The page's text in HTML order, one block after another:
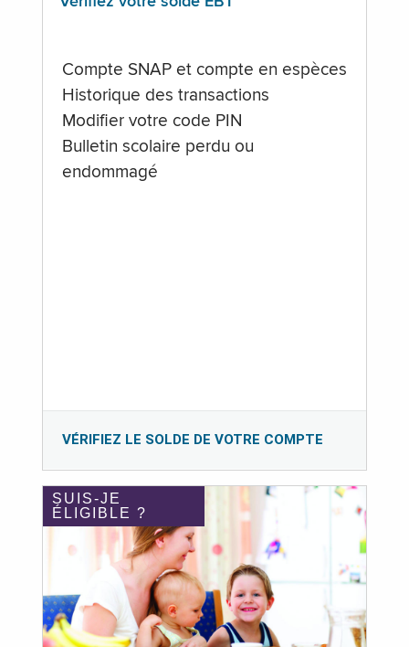
Compte SNAP et compte en espèces
Historique des transactions
Modifier votre code PIN
Bulletin scolaire perdu ou
endommagé
VÉRIFIEZ LE SOLDE DE VOTRE COMPTE
SUIS-JE
ÉLIGIBLE ?